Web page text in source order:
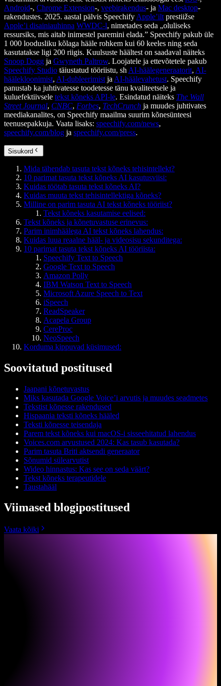
Android-, Chrome Extension-, veebirakendus- ja Mac desktop-
rakendustes. 2025. aastal pälvis Speechify Apple’ilt prestiižse
Apple’i disainiauhinna WWDC-l, nimetades seda „oluliseks
ressursiks, mis aitab inimestel paremini elada.” Speechify pakub üle
1 000 loodusliku kõlaga hääle rohkem kui 60 keeles ning seda
kasutatakse ligi 200 riigis. Kuulsuste häältest on saadaval näiteks
Snoop Dogg ja Gwyneth Paltrow. Loojatele ja ettevõtetele pakub
Speechify Studio täiustatud tööriistu, sh AI-häälegeneraatorit, AI-
häälekloonimist, AI-dubleerimist ja AI-häälevahetust. Speechify
panustab ka juhtivatesse toodetesse tänu kvaliteetsele ja
kuluefektiivsele tekst kõneks API-le. Esindatud näiteks The Wall
Street Journal, CNBC, Forbes, TechCrunch ja muudes juhtivates
meediakanalites, on Speechify maailma suurim kõnesünteesi
teenusepakkuja. Vaata lisaks: speechify.com/news,
speechify.com/blog ja speechify.com/press.
Sisukord
Mida tähendab tasuta tekst kõneks tehisintellekt?
10 parimat tasuta tekst kõneks AI kasutusviisi:
Kuidas töötab tasuta tekst kõneks AI?
Kuidas muuta tekst tehisintellektiga kõneks?
Milline on parim tasuta AI tekst kõneks tööriist?
Tekst kõneks kasutamise eelised:
Tekst kõneks ja kõnetuvastuse erinevus:
Parim inimhäälega AI tekst kõneks lahendus:
Kuidas luua reaalne hääl- ja videosisu sekunditega:
10 parimat tasuta tekst kõneks AI tööriista:
Speechify Text to Speech
Google Text to Speech
Amazon Polly
IBM Watson Text to Speech
Microsoft Azure Speech to Text
iSpeech
ReadSpeaker
Acapela Group
CereProc
NeoSpeech
Korduma kippuvad küsimused:
Soovitatud postitused
Jaapani kõnetuvastus
Miks kasutada Google Voice’i arvutis ja muudes seadmetes
Tekstist kõnesse rakendused
Hispaania teksti kõneks hääled
Teksti kõnesse teisendaja
Parem tekst kõneks kui macOS-i sisseehitatud lahendus
Voices.com arvustused 2024: Kas tasub kasutada?
Parim tasuta Briti aktsendi generaator
Sõnumid sülearvutist
Wideo hinnastus: Kas see on seda väärt?
Tekst kõneks terapeutidele
Taustahääl
Viimased blogipostitused
Vaata kõiki